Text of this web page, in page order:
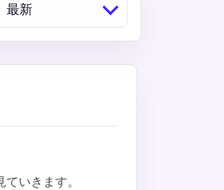
最新
いきます。